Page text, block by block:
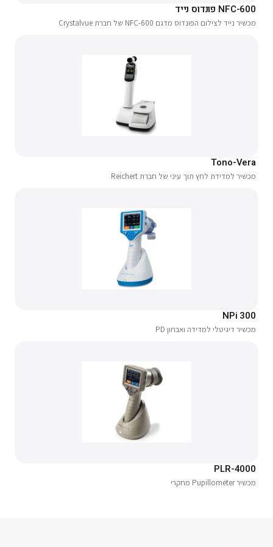
NFC-600 פונדוס נייד
מכשיר נייד לצילום הפונדוס מדגם NFC-600 של חברת Crystalvue
Tono-Vera
מכשיר למדידת לחץ תוך עיני של חברת Reichert
NPi 300
מכשיר דיגיטלי למדידה ואבחון PD
PLR-4000
מכשיר Pupillometer מחקרי